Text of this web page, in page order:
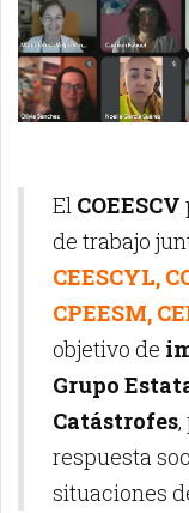
El COEESCV
de trabajo
CEESCYL,
CPEESM,
objetivo de
Grupo
Catástrofes
respuesta
situaciones